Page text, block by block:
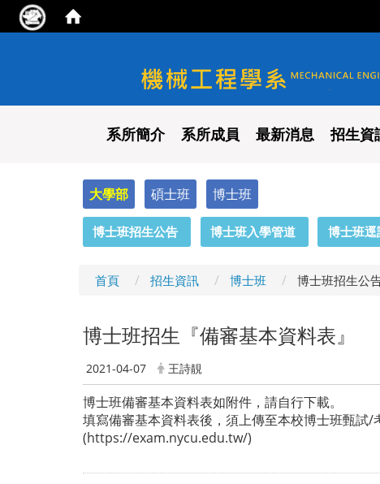
國立陽明交通大學 機械工程
系所簡介 系所成員 最新消息 招生資
大學部 碩士班
博士班
博士班招生公告 博士班入學管道 博士班
首頁 招生資訊 博士班 博士班招生公
博士班招生『備審基本資料表』
2021-04-07 王詩靚
博士班備審基本資料表如附件，請自行下載。
填寫備審基本資料表後，須上傳至本校博士班甄試/
(https://exam.nycu.edu.tw/)